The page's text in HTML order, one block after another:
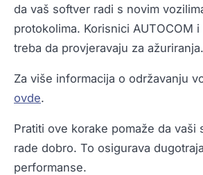
da vaš softver radi s novim
protokolima. Korisnici AUTOCOM i
treba da provjeravaju za ažuriranja.
Za više informacija o održavanju
ovde.
Pratiti ove korake pomaže da vaši
rade dobro. To osigurava
performanse.